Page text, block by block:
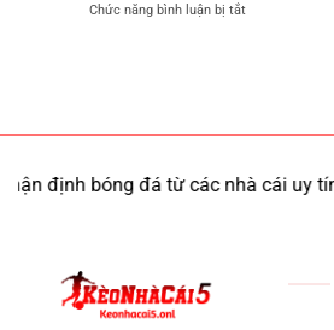
Cup
Chức năng bình luận bị tắt
00h00
31/07/2026
đá từ các nhà cái uy tín, hỗ trợ